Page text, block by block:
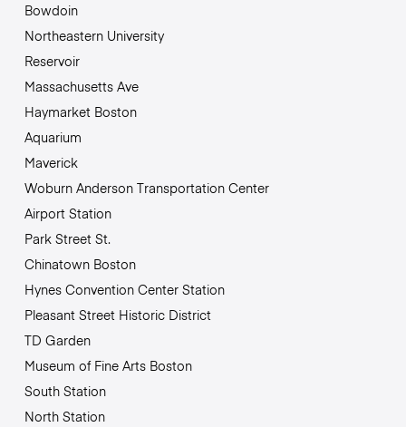
Bowdoin
Northeastern University
Reservoir
Massachusetts Ave
Haymarket Boston
Aquarium
Maverick
Woburn Anderson Transportation Center
Airport Station
Park Street St.
Chinatown Boston
Hynes Convention Center Station
Pleasant Street Historic District
TD Garden
Museum of Fine Arts Boston
South Station
North Station